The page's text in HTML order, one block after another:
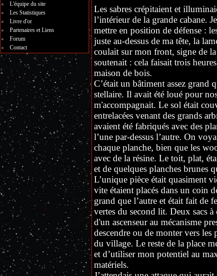
L'équipe du site
Les Statistiques
Livre d'or
Partenaires et Liens
Forum
Contact
Les sabres crépitaient et
l’intérieur de la grande cabane.
mettre en position de défense :
juste au-dessus de ma tête, la
coulait sur mon front, signe de
soutenait : cela faisait trois
maison de bois.
C’était un bâtiment assez grand
stellaire. Il avait été loué pour
m'accompagnait. Le sol était
entrelacées venant des grands
avaient été fabriqués avec des
l’une par-dessus l’autre. On
chaque planche, bien que les
avec de la résine. Le toit, plat,
et de quelques planches brunes
L’unique pièce était quasiment
vite étaient placés dans un coin
grand que l’autre et était fait de
vertes du second lit. Deux sacs à
d'un ascenseur au mécanisme
descendre ou de monter vers les
du village. Le reste de la place
et d’utiliser mon potentiel au
matériels.